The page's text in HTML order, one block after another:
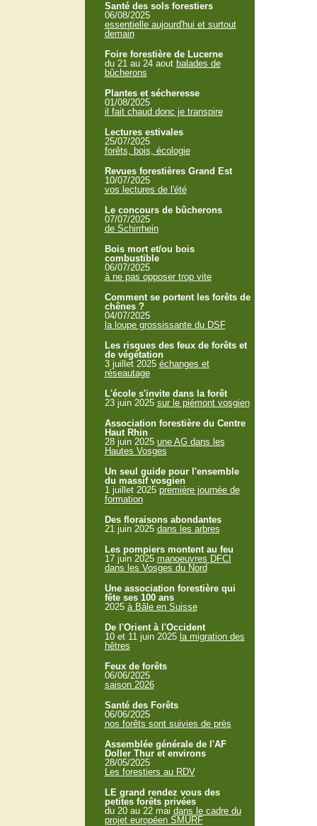
Santé des sols forestiers
06/08/2025
essentielle aujourd'hui et surtout
demain
Foire forestière de Lucerne
du 21 au 24 aout balades de
bûcherons
Plantes et sécheresse
01/08/2025
il fait chaud donc je transpire
Lectures estivales
25/07/2025
forêts, bois, écologie
Revues forestières Grand Est
10/07/2025
vos lectures de l'été
Le concours de bûcherons
07/07/2025
de Schirrhein
Bois mort et/ou bois
combustible
06/07/2025
à ne pas opposer trop vite
Comment se portent les forêts de
chênes ?
04/07/2025
la loupe grossissante du DSF
Les risques des feux de forêts et
de végétation
3 juillet 2025 échanges et
réseautage
L'école s'invite dans la forêt
23 juin 2025 sur le piémont vosgien
Association forestière du Centre
Haut Rhin
28 juin 2025 une AG dans les
Hautes Vosges
Un seul guide pour l'ensemble
du massif vosgien
1 juillet 2025 première journée de
formation
Des floraisons abondantes
21 juin 2025 dans les arbres
Les pompiers montent au feu
17 juin 2025 manoeuvres DFCI
dans les Vosges du Nord
Une association forestière qui
fête ses 100 ans
2025 à Bâle en Suisse
De l'Orient à l'Occident
10 et 11 juin 2025 la migration des
hêtres
Feux de forêts
06/06/2025
saison 2026
Santé des Forêts
06/06/2025
nos forêts sont suivies de près
Assemblée générale de l'AF
Doller Thur et environs
28/05/2025
Les forestiers au RDV
LE grand rendez vous des
petites forêts privées
du 20 au 22 mai dans le cadre du
projet européen SMURF